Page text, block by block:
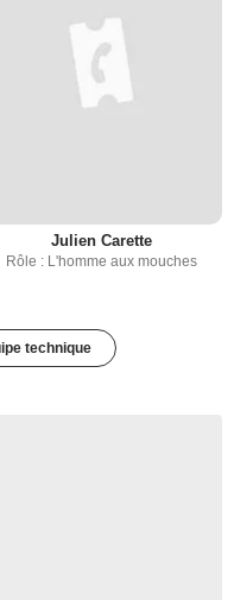
Julien Carette
Rôle : L'homme aux mouches
technique